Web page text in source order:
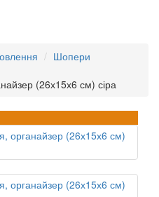
Шопери
(26х15х6 см) сіра